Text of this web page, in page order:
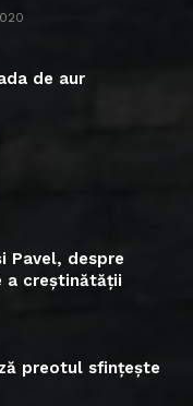
de aur
Pavel, despre
a creștinătății
preotul sfințește